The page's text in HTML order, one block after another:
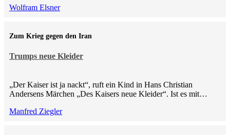
Wolfram Elsner
Trumps neue Kleider
Zum Krieg gegen den Iran
„Der Kaiser ist ja nackt“, ruft ein Kind in Hans Christian
Andersens Märchen „Des Kaisers neue Kleider“. Ist es mit…
Manfred Ziegler